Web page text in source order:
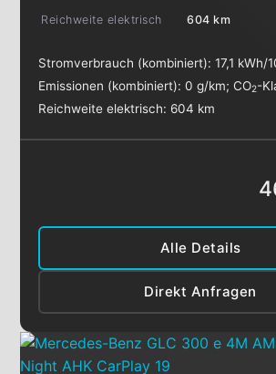
Reichweite elektrisch
604 km
Stromverbrauch (kombiniert):17,1 kWh/
Emissionen (kombiniert):0 g/km;CO2-
Reichweite elektrisch: 604 km
Alle Details
Direkt Anfragen